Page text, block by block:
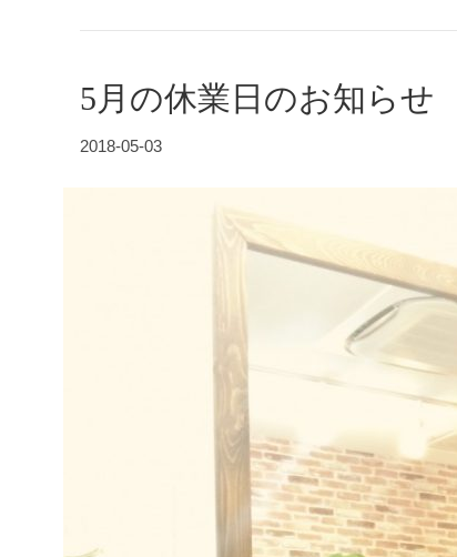
5月の休業日のお知らせ
2018-05-03